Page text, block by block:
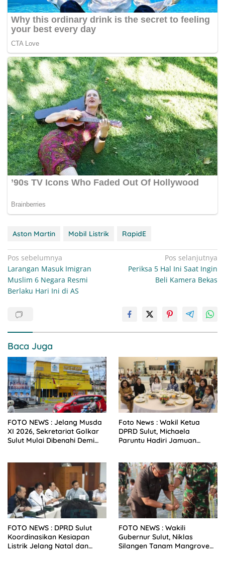
Aston Martin Mobil Listrik RapidE
Navigasi
pos
Pos sebelumnya
Larangan Masuk Imigran
Muslim 6 Negara Resmi
Berlaku Hari Ini di AS
Pos selanjutnya
Periksa 5 Hal Ini Saat Ingin
Beli Kamera Bekas
Baca Juga
FOTO NEWS : Jelang Musda
XI 2026, Sekretariat Golkar
Sulut Mulai Dibenahi Demi
Foto News : Wakil Ketua
DPRD Sulut, Michaela
Paruntu Hadiri Jamuan
FOTO NEWS : DPRD Sulut
Koordinasikan Kesiapan
Listrik Jelang Natal dan
FOTO NEWS : Wakili
Gubernur Sulut, Niklas
Silangen Tanam Mangrove